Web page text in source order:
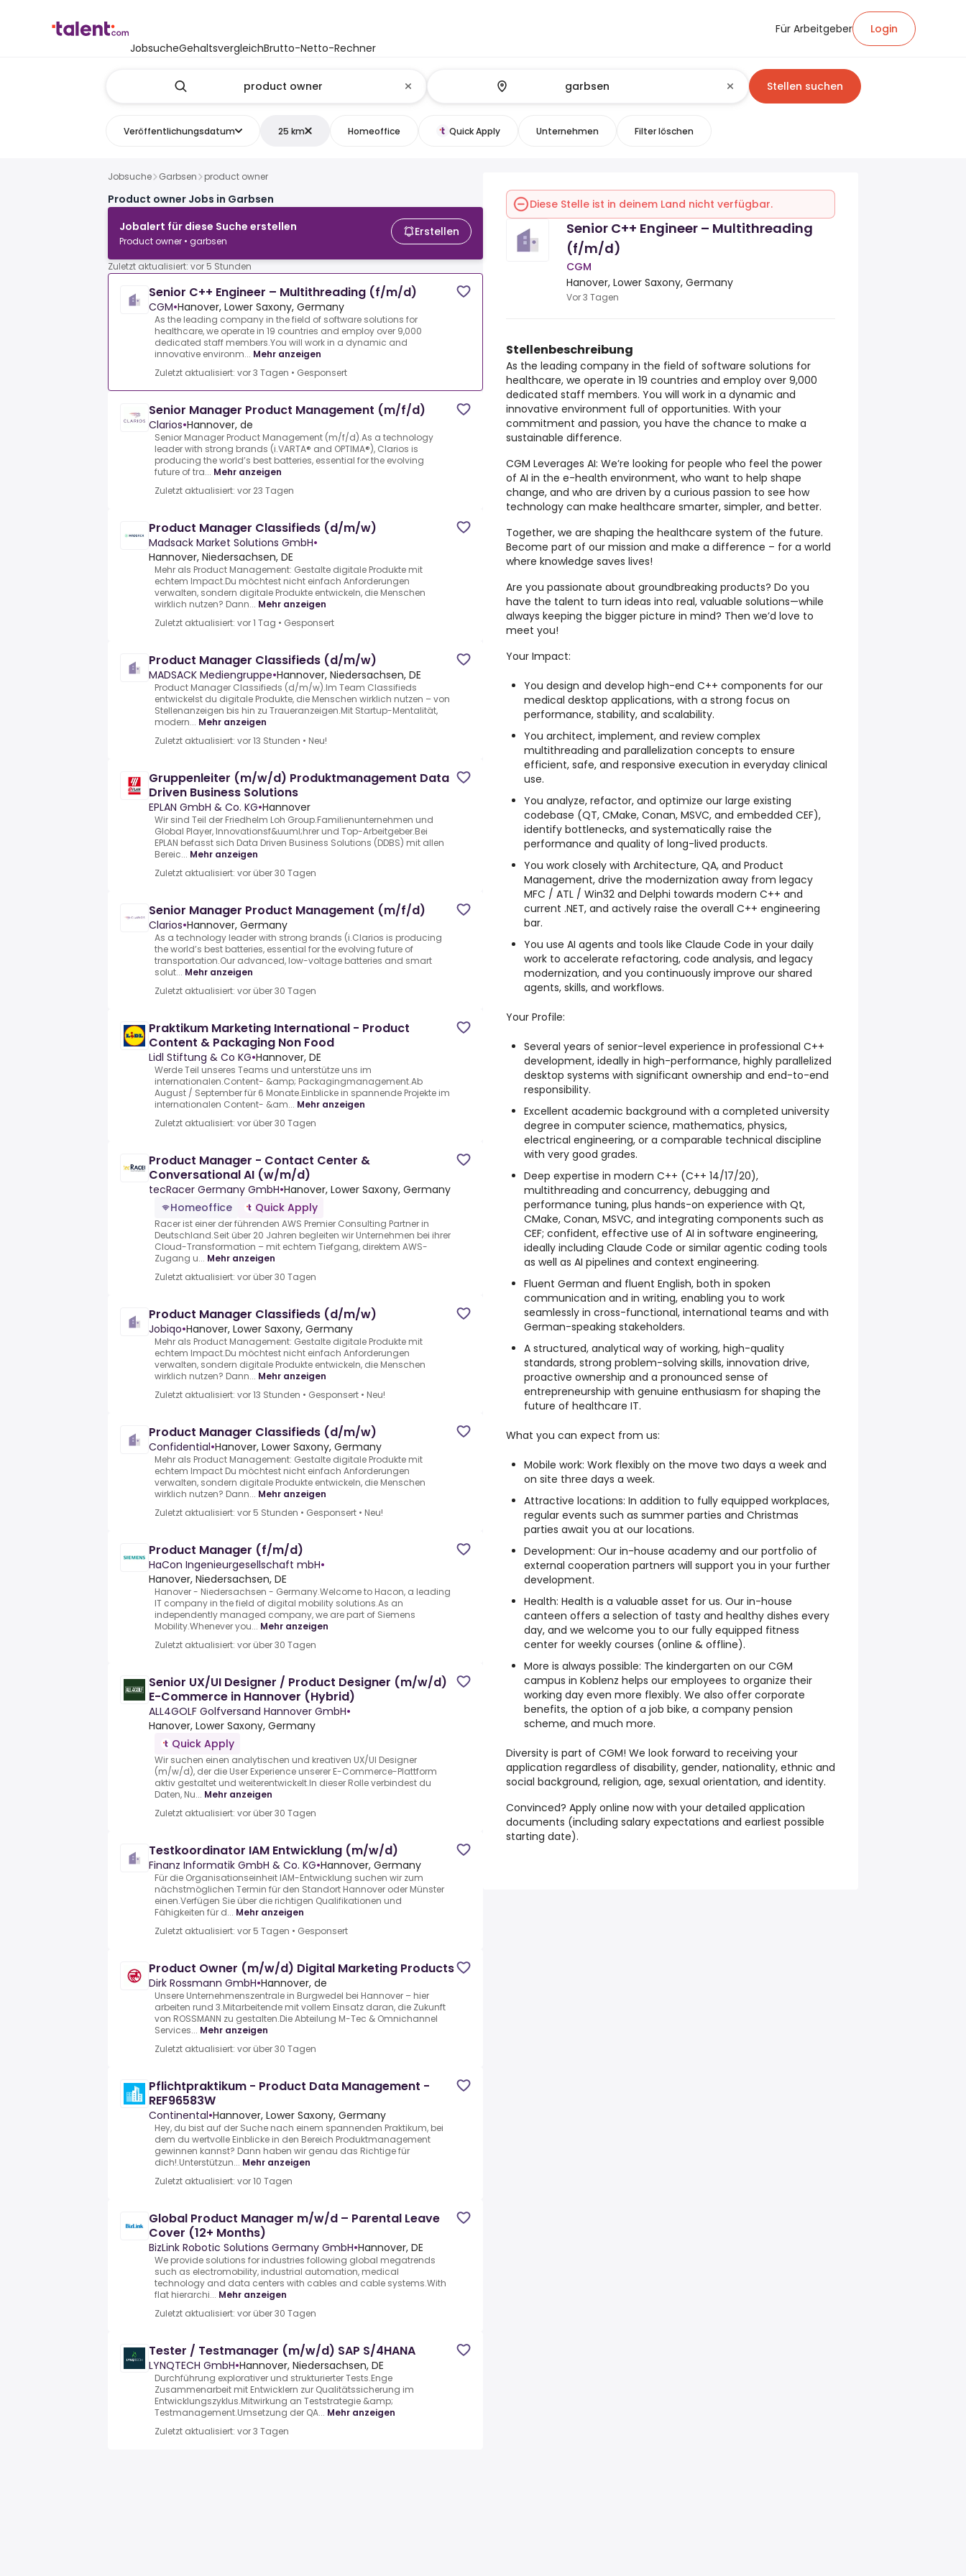
JobsucheGehaltsvergleichBrutto-Netto-Rechner
Für Arbeitgeber Login
Stellen suchen
Veröffentlichungsdatum 25 km Homeoffice Quick Apply Unternehmen Filter löschen
Jobsuche Garbsen product owner
Product owner Jobs in Garbsen
Jobalert für diese Suche erstellen
Product owner • garbsen
Erstellen
Zuletzt aktualisiert: vor 5 Stunden
Senior C++ Engineer – Multithreading (f/m/d)
CGM•Hanover, Lower Saxony, Germany
As the leading company in the field of software solutions for
healthcare, we operate in 19 countries and employ over 9,000
dedicated staff members.You will work in a dynamic and
innovative environm... Mehr anzeigen
Zuletzt aktualisiert: vor 3 Tagen • Gesponsert
Senior Manager Product Management (m/f/d)
Clarios•Hannover, de
Senior Manager Product Management (m/f/d).As a technology
leader with strong brands (i.VARTA® and OPTIMA®), Clarios is
producing the world’s best batteries, essential for the evolving
future of tra... Mehr anzeigen
Zuletzt aktualisiert: vor 23 Tagen
Product Manager Classifieds (d/m/w)
Madsack Market Solutions GmbH•
Hannover, Niedersachsen, DE
Mehr als Product Management: Gestalte digitale Produkte mit
echtem Impact.Du möchtest nicht einfach Anforderungen
verwalten, sondern digitale Produkte entwickeln, die Menschen
wirklich nutzen? Dann... Mehr anzeigen
Zuletzt aktualisiert: vor 1 Tag • Gesponsert
Product Manager Classifieds (d/m/w)
MADSACK Mediengruppe•Hannover, Niedersachsen, DE
Product Manager Classifieds (d/m/w).Im Team Classifieds
entwickelst du digitale Produkte, die Menschen wirklich nutzen – von
Stellenanzeigen bis hin zu Traueranzeigen.Mit Startup-Mentalität,
modern... Mehr anzeigen
Zuletzt aktualisiert: vor 13 Stunden • Neu!
Gruppenleiter (m/w/d) Produktmanagement Data
Driven Business Solutions
EPLAN GmbH & Co. KG•Hannover
Wir sind Teil der Friedhelm Loh Group.Familienunternehmen und
Global Player, Innovationsf&uuml;hrer und Top-Arbeitgeber.Bei
EPLAN befasst sich Data Driven Business Solutions (DDBS) mit allen
Bereic... Mehr anzeigen
Zuletzt aktualisiert: vor über 30 Tagen
Senior Manager Product Management (m/f/d)
Clarios•Hannover, Germany
As a technology leader with strong brands (i.Clarios is producing
the world’s best batteries, essential for the evolving future of
transportation.Our advanced, low-voltage batteries and smart
solut... Mehr anzeigen
Zuletzt aktualisiert: vor über 30 Tagen
Praktikum Marketing International - Product
Content & Packaging Non Food
Lidl Stiftung & Co KG•Hannover, DE
Werde Teil unseres Teams und unterstütze uns im
internationalen.Content- &amp; Packagingmanagement.Ab
August / September für 6 Monate.Einblicke in spannende Projekte im
internationalen Content- &am... Mehr anzeigen
Zuletzt aktualisiert: vor über 30 Tagen
Product Manager - Contact Center &
Conversational AI (w/m/d)
tecRacer Germany GmbH•Hanover, Lower Saxony, Germany
Homeoffice
Quick Apply
Racer ist einer der führenden AWS Premier Consulting Partner in
Deutschland.Seit über 20 Jahren begleiten wir Unternehmen bei ihrer
Cloud-Transformation – mit echtem Tiefgang, direktem AWS-
Zugang u... Mehr anzeigen
Zuletzt aktualisiert: vor über 30 Tagen
Product Manager Classifieds (d/m/w)
Jobiqo•Hanover, Lower Saxony, Germany
Mehr als Product Management: Gestalte digitale Produkte mit
echtem Impact.Du möchtest nicht einfach Anforderungen
verwalten, sondern digitale Produkte entwickeln, die Menschen
wirklich nutzen? Dann... Mehr anzeigen
Zuletzt aktualisiert: vor 13 Stunden • Gesponsert • Neu!
Product Manager Classifieds (d/m/w)
Confidential•Hanover, Lower Saxony, Germany
Mehr als Product Management: Gestalte digitale Produkte mit
echtem Impact Du möchtest nicht einfach Anforderungen
verwalten, sondern digitale Produkte entwickeln, die Menschen
wirklich nutzen? Dann... Mehr anzeigen
Zuletzt aktualisiert: vor 5 Stunden • Gesponsert • Neu!
Product Manager (f/m/d)
HaCon Ingenieurgesellschaft mbH•
Hanover, Niedersachsen, DE
Hanover - Niedersachsen - Germany.Welcome to Hacon, a leading
IT company in the field of digital mobility solutions.As an
independently managed company, we are part of Siemens
Mobility.Whenever you... Mehr anzeigen
Zuletzt aktualisiert: vor über 30 Tagen
Senior UX/UI Designer / Product Designer (m/w/d)
E-Commerce in Hannover (Hybrid)
ALL4GOLF Golfversand Hannover GmbH•
Hanover, Lower Saxony, Germany
Quick Apply
Wir suchen einen analytischen und kreativen UX/UI Designer
(m/w/d), der die User Experience unserer E-Commerce-Plattform
aktiv gestaltet und weiterentwickelt.In dieser Rolle verbindest du
Daten, Nu... Mehr anzeigen
Zuletzt aktualisiert: vor über 30 Tagen
Testkoordinator IAM Entwicklung (m/w/d)
Finanz Informatik GmbH & Co. KG•Hannover, Germany
Für die Organisationseinheit IAM-Entwicklung suchen wir zum
nächstmöglichen Termin für den Standort Hannover oder Münster
einen.Verfügen Sie über die richtigen Qualifikationen und
Fähigkeiten für d... Mehr anzeigen
Zuletzt aktualisiert: vor 5 Tagen • Gesponsert
Product Owner (m/w/d) Digital Marketing Products
Dirk Rossmann GmbH•Hannover, de
Unsere Unternehmenszentrale in Burgwedel bei Hannover – hier
arbeiten rund 3.Mitarbeitende mit vollem Einsatz daran, die Zukunft
von ROSSMANN zu gestalten.Die Abteilung M-Tec & Omnichannel
Services... Mehr anzeigen
Zuletzt aktualisiert: vor über 30 Tagen
Pflichtpraktikum - Product Data Management -
REF96583W
Continental•Hannover, Lower Saxony, Germany
Hey, du bist auf der Suche nach einem spannenden Praktikum, bei
dem du wertvolle Einblicke in den Bereich Produktmanagement
gewinnen kannst? Dann haben wir genau das Richtige für
dich!.Unterstützun... Mehr anzeigen
Zuletzt aktualisiert: vor 10 Tagen
Global Product Manager m/w/d – Parental Leave
Cover (12+ Months)
BizLink Robotic Solutions Germany GmbH•Hannover, DE
We provide solutions for industries following global megatrends
such as electromobility, industrial automation, medical
technology and data centers with cables and cable systems.With
flat hierarchi... Mehr anzeigen
Zuletzt aktualisiert: vor über 30 Tagen
Tester / Testmanager (m/w/d) SAP S/4HANA
LYNQTECH GmbH•Hannover, Niedersachsen, DE
Durchführung explorativer und strukturierter Tests.Enge
Zusammenarbeit mit Entwicklern zur Qualitätssicherung im
Entwicklungszyklus.Mitwirkung an Teststrategie &amp;
Testmanagement.Umsetzung der QA... Mehr anzeigen
Zuletzt aktualisiert: vor 3 Tagen
Diese Stelle ist in deinem Land nicht verfügbar.
Senior C++ Engineer – Multithreading
(f/m/d)
CGM
Hanover, Lower Saxony, Germany
Vor 3 Tagen
Stellenbeschreibung
As the leading company in the field of software solutions for
healthcare, we operate in 19 countries and employ over 9,000
dedicated staff members. You will work in a dynamic and
innovative environment full of opportunities. With your
commitment and passion, you have the chance to make a
sustainable difference.
CGM Leverages AI: We’re looking for people who feel the power
of AI in the e-health environment, who want to help shape
change, and who are driven by a curious passion to see how
technology can make healthcare smarter, simpler, and better.
Together, we are shaping the healthcare system of the future.
Become part of our mission and make a difference – for a world
where knowledge saves lives!
Are you passionate about groundbreaking products? Do you
have the talent to turn ideas into real, valuable solutions—while
always keeping the bigger picture in mind? Then we’d love to
meet you!
Your Impact:
You design and develop high-end C++ components for our
medical desktop applications, with a strong focus on
performance, stability, and scalability.
You architect, implement, and review complex
multithreading and parallelization concepts to ensure
efficient, safe, and responsive execution in everyday clinical
use.
You analyze, refactor, and optimize our large existing
codebase (QT, CMake, Conan, MSVC, and embedded CEF),
identify bottlenecks, and systematically raise the
performance and quality of long-lived products.
You work closely with Architecture, QA, and Product
Management, drive the modernization away from legacy
MFC / ATL / Win32 and Delphi towards modern C++ and
current .NET, and actively raise the overall C++ engineering
bar.
You use AI agents and tools like Claude Code in your daily
work to accelerate refactoring, code analysis, and legacy
modernization, and you continuously improve our shared
agents, skills, and workflows.
Your Profile:
Several years of senior-level experience in professional C++
development, ideally in high-performance, highly parallelized
desktop systems with significant ownership and end-to-end
responsibility.
Excellent academic background with a completed university
degree in computer science, mathematics, physics,
electrical engineering, or a comparable technical discipline
with very good grades.
Deep expertise in modern C++ (C++ 14/17/20),
multithreading and concurrency, debugging and
performance tuning, plus hands-on experience with Qt,
CMake, Conan, MSVC, and integrating components such as
CEF; confident, effective use of AI in software engineering,
ideally including Claude Code or similar agentic coding tools
as well as AI pipelines and context engineering.
Fluent German and fluent English, both in spoken
communication and in writing, enabling you to work
seamlessly in cross-functional, international teams and with
German-speaking stakeholders.
A structured, analytical way of working, high-quality
standards, strong problem-solving skills, innovation drive,
proactive ownership and a pronounced sense of
entrepreneurship with genuine enthusiasm for shaping the
future of healthcare IT.
What you can expect from us:
Mobile work: Work flexibly on the move two days a week and
on site three days a week.
Attractive locations: In addition to fully equipped workplaces,
regular events such as summer parties and Christmas
parties await you at our locations.
Development: Our in-house academy and our portfolio of
external cooperation partners will support you in your further
development.
Health: Health is a valuable asset for us. Our in-house
canteen offers a selection of tasty and healthy dishes every
day, and we welcome you to our fully equipped fitness
center for weekly courses (online & offline).
More is always possible: The kindergarten on our CGM
campus in Koblenz helps our employees to organize their
working day even more flexibly. We also offer corporate
benefits, the option of a job bike, a company pension
scheme, and much more.
Diversity is part of CGM! We look forward to receiving your
application regardless of disability, gender, nationality, ethnic and
social background, religion, age, sexual orientation, and identity.
Convinced? Apply online now with your detailed application
documents (including salary expectations and earliest possible
starting date).